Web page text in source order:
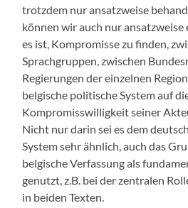
trotzdem nur ansatzweise
können wir auch nur ansatzweise
es ist, Kompromisse zu finden,
Sprachgruppen, zwischen
Regierungen der einzelnen
belgische politische System auf
Kompromisswilligkeit seiner
Nicht nur darin sei es dem
System sehr ähnlich, auch das
belgische Verfassung als
genutzt, z.B. bei der zentralen
in beiden Texten.